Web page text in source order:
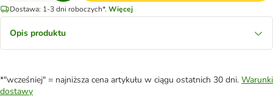
Dostawa: 1-3 dni roboczych*. Więcej
Opis produktu
*"wcześniej" = najniższa cena artykułu w ciągu ostatnich 30 dni. Warunki
dostawy